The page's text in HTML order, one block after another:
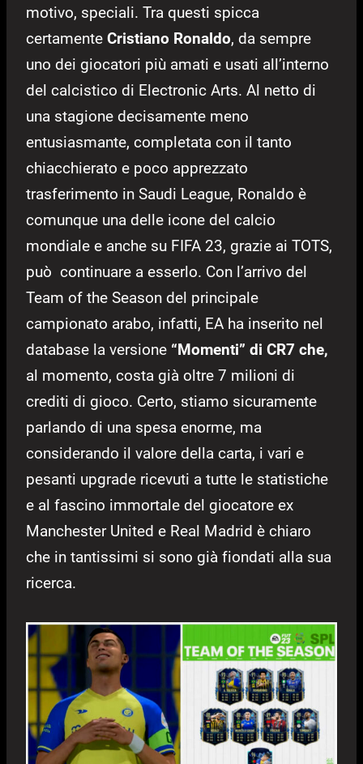
motivo, speciali. Tra questi spicca
certamente Cristiano Ronaldo, da sempre
uno dei giocatori più amati e usati all’interno
del calcistico di Electronic Arts. Al netto di
una stagione decisamente meno
entusiasmante, completata con il tanto
chiacchierato e poco apprezzato
trasferimento in Saudi League, Ronaldo è
comunque una delle icone del calcio
mondiale e anche su FIFA 23, grazie ai TOTS,
può continuare a esserlo. Con l’arrivo del
Team of the Season del principale
campionato arabo, infatti, EA ha inserito nel
database la versione “Momenti” di CR7 che,
al momento, costa già oltre 7 milioni di
crediti di gioco. Certo, stiamo sicuramente
parlando di una spesa enorme, ma
considerando il valore della carta, i vari e
pesanti upgrade ricevuti a tutte le statistiche
e al fascino immortale del giocatore ex
Manchester United e Real Madrid è chiaro
che in tantissimi si sono già fiondati alla sua
ricerca.